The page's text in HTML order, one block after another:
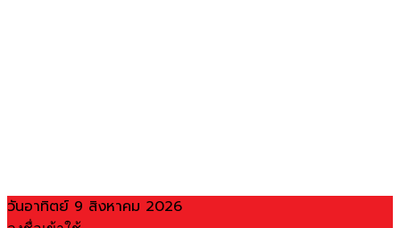
วันอาทิตย์ 9 สิงหาคม 2026